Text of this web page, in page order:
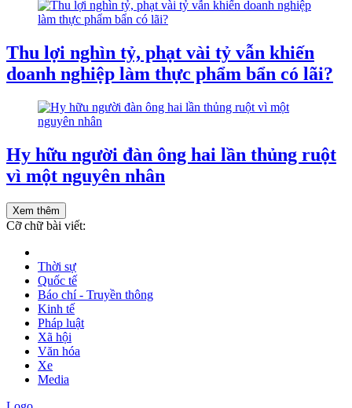
Thu lợi nghìn tỷ, phạt vài tỷ vẫn khiến
doanh nghiệp làm thực phẩm bẩn có lãi?
Hy hữu người đàn ông hai lần thủng ruột
vì một nguyên nhân
Xem thêm
Cỡ chữ bài viết:
Thời sự
Quốc tế
Báo chí - Truyền thông
Kinh tế
Pháp luật
Xã hội
Văn hóa
Xe
Media